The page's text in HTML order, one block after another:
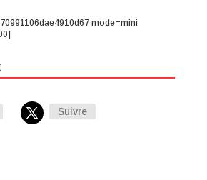
mode=mini
Suivre